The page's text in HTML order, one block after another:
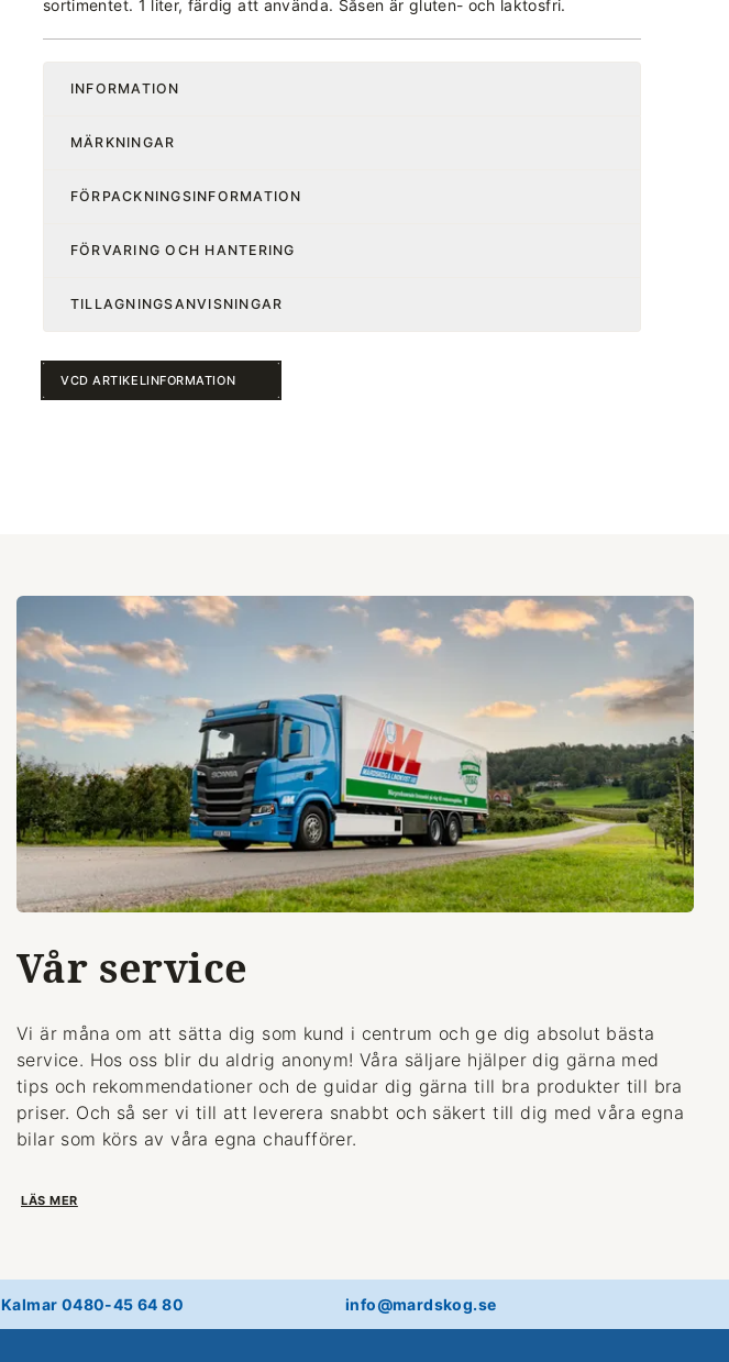
sortimentet. 1 liter, färdig att använda. Såsen är gluten- och laktosfri.
INFORMATION
MÄRKNINGAR
FÖRPACKNINGSINFORMATION
FÖRVARING OCH HANTERING
TILLAGNINGSANVISNINGAR
VCD ARTIKELINFORMATION
Vår service
Vi är måna om att sätta dig som kund i centrum och ge dig absolut bästa
service. Hos oss blir du aldrig anonym! Våra säljare hjälper dig gärna med
tips och rekommendationer och de guidar dig gärna till bra produkter till bra
priser. Och så ser vi till att leverera snabbt och säkert till dig med våra egna
bilar som körs av våra egna chaufförer.
LÄS MER
Kalmar 0480-45 64 80 info@mardskog.se